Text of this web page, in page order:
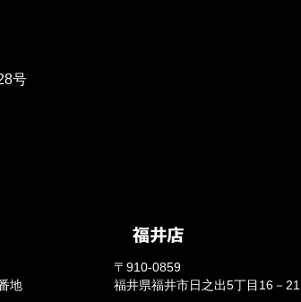
号
地
〒910-0859
福井県福井市日之出5丁目16－21